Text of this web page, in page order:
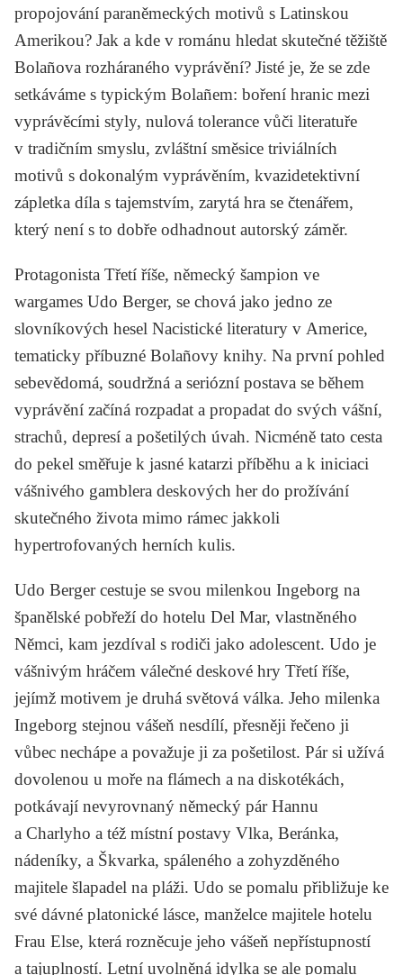
propojování paraněmeckých motivů s Latinskou
Amerikou? Jak a kde v románu hledat skutečné těžiště
Bolañova rozháraného vyprávění? Jisté je, že se zde
setkáváme s typickým Bolañem: boření hranic mezi
vyprávěcími styly, nulová tolerance vůči literatuře
v tradičním smyslu, zvláštní směsice triviálních
motivů s dokonalým vyprávěním, kvazidetektivní
zápletka díla s tajemstvím, zarytá hra se čtenářem,
který není s to dobře odhadnout autorský záměr.
Protagonista Třetí říše, německý šampion ve
wargames Udo Berger, se chová jako jedno ze
slovníkových hesel Nacistické literatury v Americe,
tematicky příbuzné Bolañovy knihy. Na první pohled
sebevědomá, soudržná a seriózní postava se během
vyprávění začíná rozpadat a propadat do svých vášní,
strachů, depresí a pošetilých úvah. Nicméně tato cesta
do pekel směřuje k jasné katarzi příběhu a k iniciaci
vášnivého gamblera deskových her do prožívání
skutečného života mimo rámec jakkoli
hypertrofovaných herních kulis.
Udo Berger cestuje se svou milenkou Ingeborg na
španělské pobřeží do hotelu Del Mar, vlastněného
Němci, kam jezdíval s rodiči jako adolescent. Udo je
vášnivým hráčem válečné deskové hry Třetí říše,
jejímž motivem je druhá světová válka. Jeho milenka
Ingeborg stejnou vášeň nesdílí, přesněji řečeno ji
vůbec nechápe a považuje ji za pošetilost. Pár si užívá
dovolenou u moře na flámech a na diskotékách,
potkávají nevyrovnaný německý pár Hannu
a Charlyho a též místní postavy Vlka, Beránka,
nádeníky, a Škvarka, spáleného a zohyzděného
majitele šlapadel na pláži. Udo se pomalu přibližuje ke
své dávné platonické lásce, manželce majitele hotelu
Frau Else, která rozněcuje jeho vášeň nepřístupností
a tajuplností. Letní uvolněná idylka se ale pomalu